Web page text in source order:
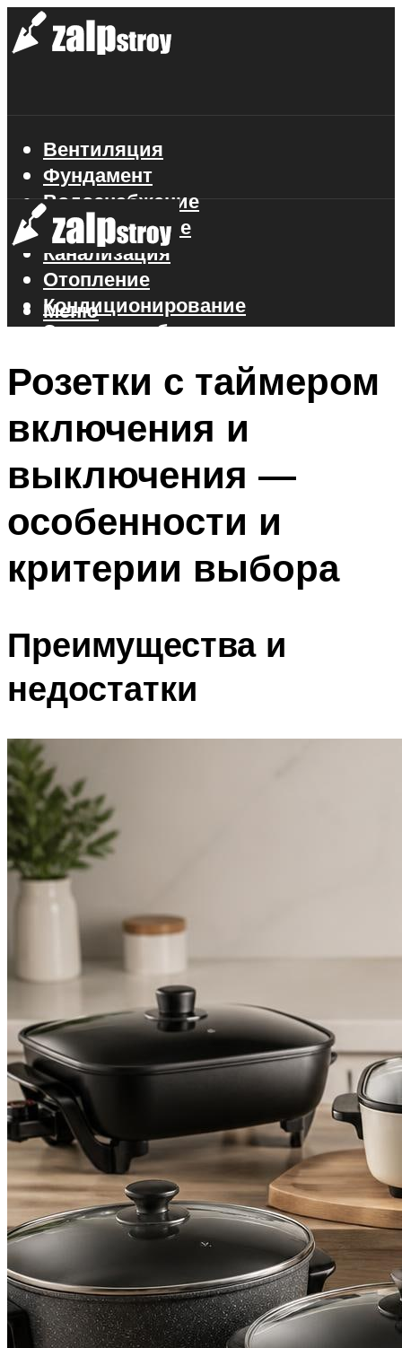
Вентиляция
Фундамент
Водоснабжение
Газоснабжение
Канализация
Отопление
Кондиционирование
Электроснабжение
Меню
Меню
Розетки с таймером
включения и
выключения —
особенности и
критерии выбора
Преимущества и
недостатки